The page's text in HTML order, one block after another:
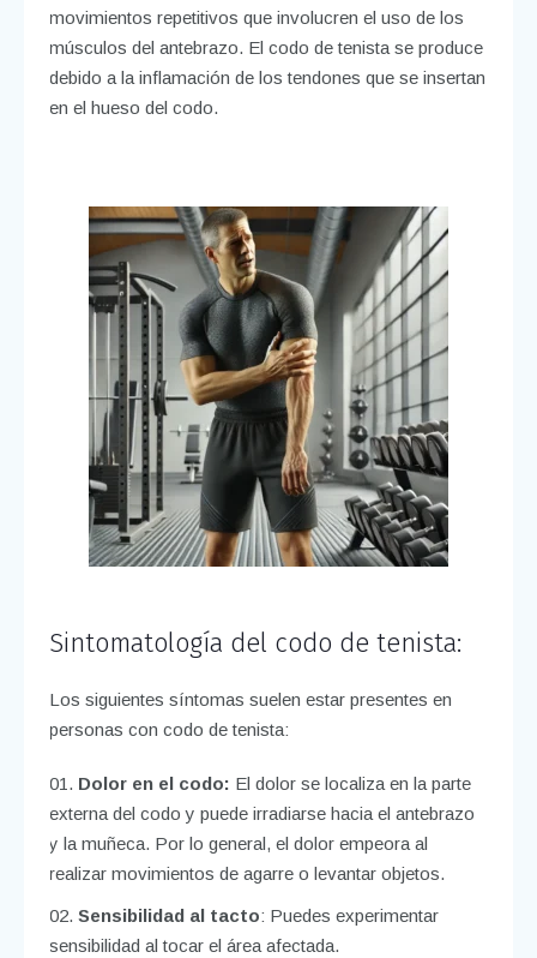
movimientos repetitivos que involucren el uso de los
músculos del antebrazo. El codo de tenista se produce
debido a la inflamación de los tendones que se insertan
en el hueso del codo.
Sintomatología del codo de tenista:
Los siguientes síntomas suelen estar presentes en
personas con codo de tenista:
Dolor en el codo: El dolor se localiza en la parte
externa del codo y puede irradiarse hacia el antebrazo
y la muñeca. Por lo general, el dolor empeora al
realizar movimientos de agarre o levantar objetos.
Sensibilidad al tacto: Puedes experimentar
sensibilidad al tocar el área afectada.